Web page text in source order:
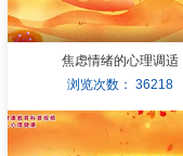
焦虑情绪的心理调适
浏览次数： 36218